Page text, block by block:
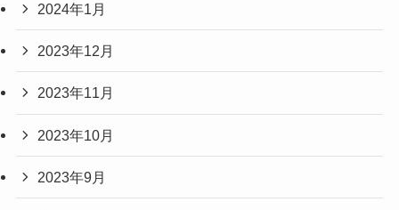
2024年1月
2023年12月
2023年11月
2023年10月
2023年9月